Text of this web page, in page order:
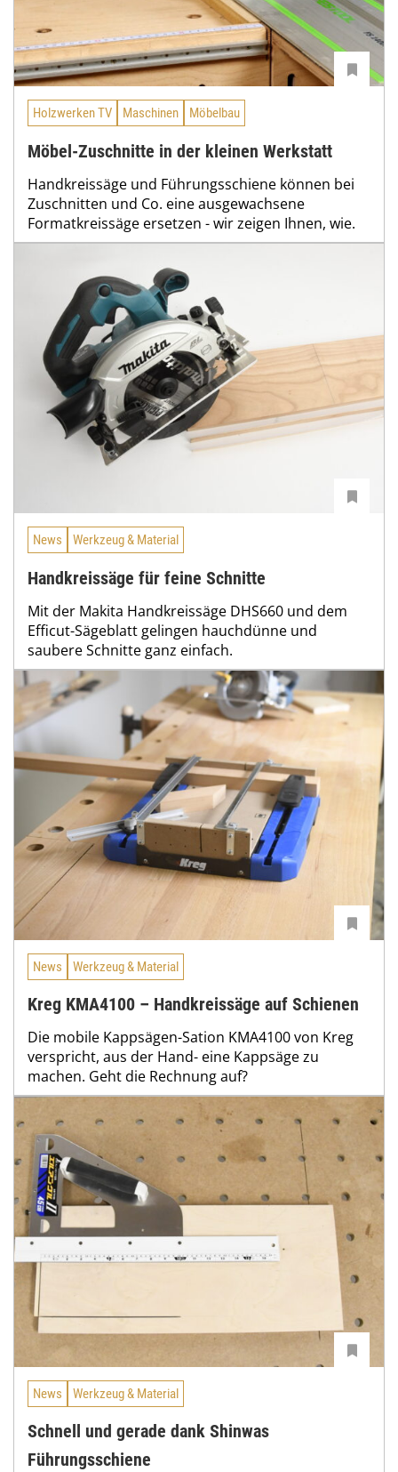
Holzwerken TV Maschinen Möbelbau
Möbel-Zuschnitte in der kleinen Werkstatt
Handkreissäge und Führungsschiene können bei
Zuschnitten und Co. eine ausgewachsene
Formatkreissäge ersetzen - wir zeigen Ihnen, wie.
News Werkzeug & Material
Handkreissäge für feine Schnitte
Mit der Makita Handkreissäge DHS660 und dem
Efficut-Sägeblatt gelingen hauchdünne und
saubere Schnitte ganz einfach.
News Werkzeug & Material
Kreg KMA4100 – Handkreissäge auf Schienen
Die mobile Kappsägen-Sation KMA4100 von Kreg
verspricht, aus der Hand- eine Kappsäge zu
machen. Geht die Rechnung auf?
News Werkzeug & Material
Schnell und gerade dank Shinwas
Führungsschiene